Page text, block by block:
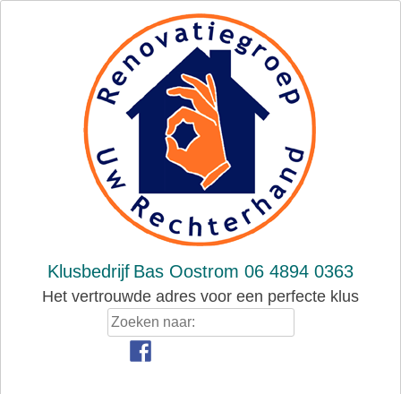
Klusbedrijf Bas Oostrom 06 4894 0363
Het vertrouwde adres voor een perfecte klus